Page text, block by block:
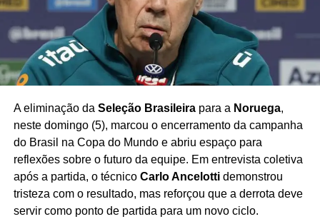
A eliminação da Seleção Brasileirapara a Noruega,
neste domingo (5), marcou o encerramento da campanha
do Brasil na Copa do Mundo e abriu espaço para
reflexões sobre o futuro da equipe. Em entrevista coletiva
após a partida, o técnico Carlo Ancelottidemonstrou
tristeza com o resultado, mas reforçou que a derrota deve
servir como ponto de partida para um novo ciclo.